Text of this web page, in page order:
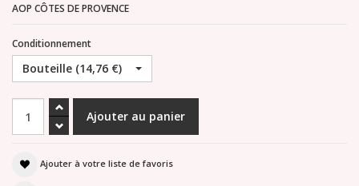
AOP CÔTES DE PROVENCE
Conditionnement
Bouteille (14,76 €)
Ajouter à votre liste de favoris